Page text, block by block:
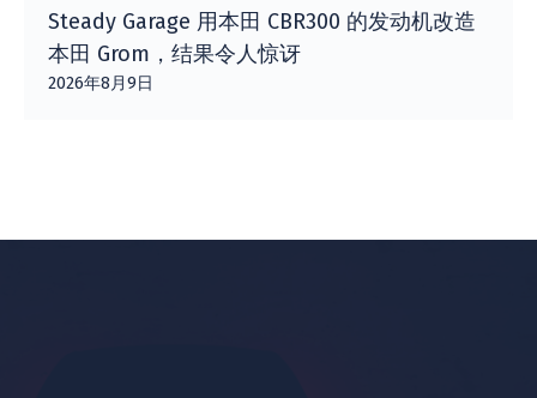
Steady Garage 用本田 CBR300 的发动机改造
本田 Grom，结果令人惊讶
2026年8月9日